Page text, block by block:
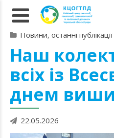
Новини, останні публікації
Наш
всіх із
днем
22.05.2026